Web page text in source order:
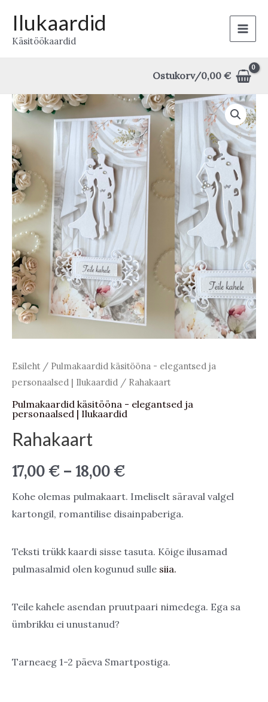
content
Ilukaardid
Käsitöökaardid
Main
Ostukorv/0,00 €
Esileht / Pulmakaardid käsitööna - elegantsed ja
personaalsed | Ilukaardid / Rahakaart
Pulmakaardid käsitööna - elegantsed ja
personaalsed | Ilukaardid
Rahakaart
17,00€ – 18,00€Price
range:
17,00 €
through
18,00 €
Kohe olemas pulmakaart. Imeliselt säraval valgel
kartongil, romantilise disainpaberiga.
Teksti trükk kaardi sisse tasuta. Kõige ilusamad
pulmasalmid olen kogunud sulle siia.
Teile kahele asendan pruutpaari nimedega. Ega sa
ümbrikku ei unustanud?
Tarneaeg 1-2 päeva Smartpostiga.